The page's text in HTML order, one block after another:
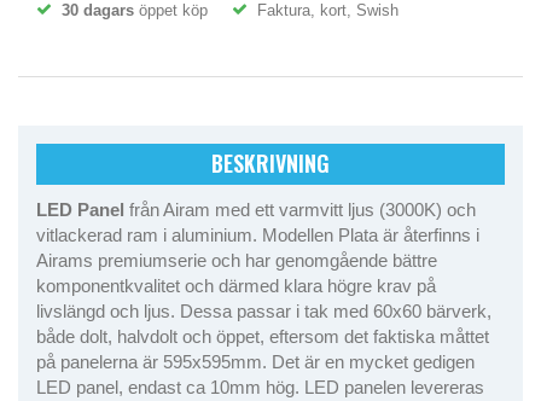
30 dagars öppet köp Faktura, kort, Swish
BESKRIVNING
LED Panel från Airam med ett varmvitt ljus (3000K) och
vitlackerad ram i aluminium. Modellen Plata är återfinns i
Airams premiumserie och har genomgående bättre
komponentkvalitet och därmed klara högre krav på
livslängd och ljus. Dessa passar i tak med 60x60 bärverk,
både dolt, halvdolt och öppet, eftersom det faktiska måttet
på panelerna är 595x595mm. Det är en mycket gedigen
LED panel, endast ca 10mm hög. LED panelen levereras